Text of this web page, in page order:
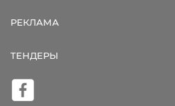
РЕКЛАМА
ТЕНДЕРЫ